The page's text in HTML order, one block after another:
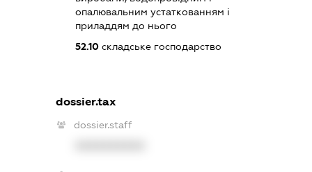
опалювальним устаткованням і
приладдям до нього
52.10складське господарство
dossier.tax
dossier.staff